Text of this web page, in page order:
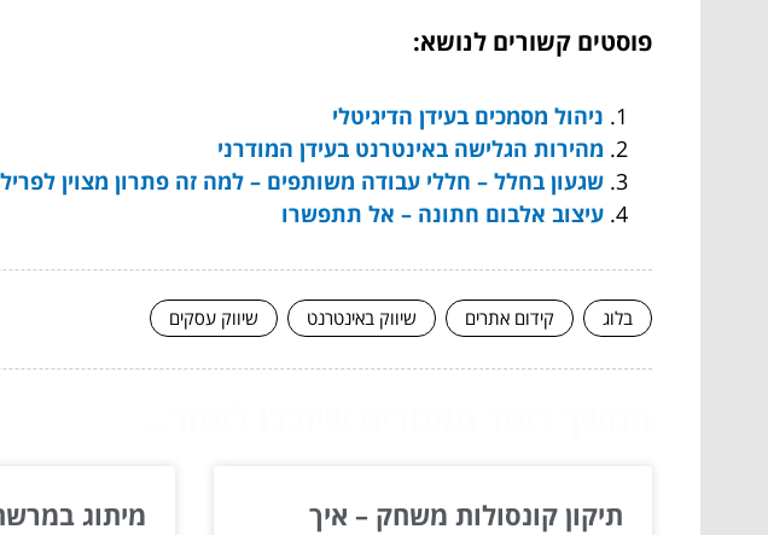
פוסטים קשורים לנושא:
ניהול מסמכים בעידן הדיגיטלי
מהירות הגלישה באינטרנט בעידן המודרני
שגעון בחלל – חללי עבודה משותפים – למה זה פתרון מצוין
עיצוב אלבום חתונה – אל תתפשרו
בלוג קידום אתרים שיווק באינטרנט שיווק עסקים
תיקון קונסולות משחק – איך
מיתוג